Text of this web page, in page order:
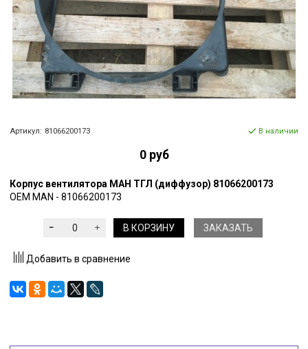
Артикул: 81066200173 В наличии
0 руб
Корпус вентилятора МАН ТГЛ (диффузор) 81066200173
OEM MAN - 81066200173
В КОРЗИНУ ЗАКАЗАТЬ
Добавить в сравнение